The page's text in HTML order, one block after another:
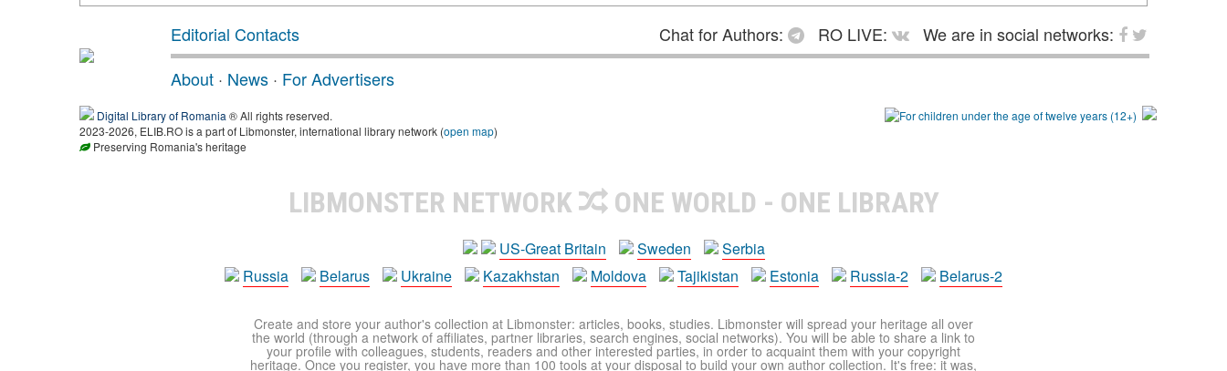
Editorial Contacts Chat for Authors: RO LIVE:
We are in social networks:
About · News · For Advertisers
Digital Library of Romania ® All rights reserved.
2023-2026, ELIB.RO is a part of Libmonster, international library network (open map)
Preserving Romania's heritage
LIBMONSTER NETWORK ONE WORLD - ONE LIBRARY
US-Great Britain Sweden
Serbia
Russia
Belarus Ukraine Kazakhstan Moldova Tajikistan Estonia Russia-2 Belarus-2
Create and store your author's collection at Libmonster: articles, books, studies. Libmonster will spread your heritage all over
the world (through a network of affiliates, partner libraries, search engines, social networks). You will be able to share a link to
your profile with colleagues, students, readers and other interested parties, in order to acquaint them with your copyright
heritage. Once you register, you have more than 100 tools at your disposal to build your own author collection. It's free: it was,